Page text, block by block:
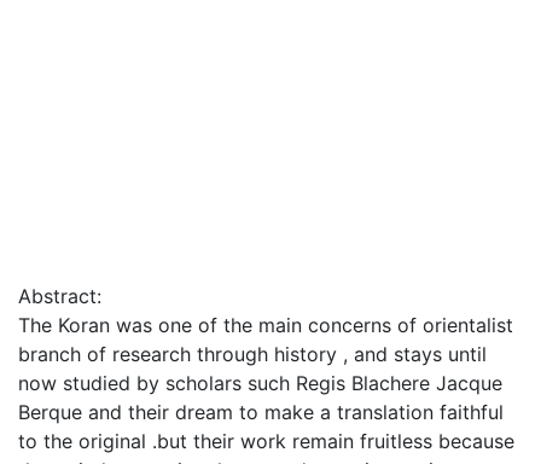
Abstract:
The Koran was one of the main concerns of orientalist
branch of research through history , and stays until
now studied by scholars such Regis Blachere Jacque
Berque and their dream to make a translation faithful
to the original .but their work remain fruitless because